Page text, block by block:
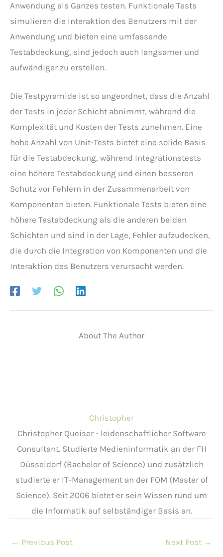
Anwendung als Ganzes testen. Funktionale Tests
simulieren die Interaktion des Benutzers mit der
Anwendung und bieten eine umfassende
Testabdeckung, sind jedoch auch langsamer und
aufwändiger zu erstellen.
Die Testpyramide ist so angeordnet, dass die Anzahl
der Tests in jeder Schicht abnimmt, während die
Komplexität und Kosten der Tests zunehmen. Eine
hohe Anzahl von Unit-Tests bietet eine solide Basis
für die Testabdeckung, während Integrationstests
eine höhere Testabdeckung und einen besseren
Schutz vor Fehlern in der Zusammenarbeit von
Komponenten bieten. Funktionale Tests bieten eine
höhere Testabdeckung als die anderen beiden
Schichten und sind in der Lage, Fehler aufzudecken,
die durch die Integration von Komponenten und die
Interaktion des Benutzers verursacht werden.
About The Author
Christopher
Christopher Queiser - leidenschaftlicher Software
Consultant. Studierte Medieninformatik an der FH
Düsseldorf (Bachelor of Science) und zusätzlich
studierte er IT-Management an der FOM (Master of
Science). Seit 2006 bietet er sein Wissen rund um
die Informatik auf selbständiger Basis an.
← Previous Post Next Post →